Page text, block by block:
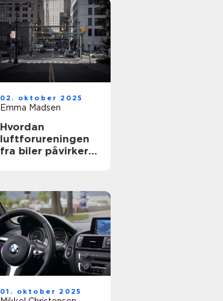
02. oktober 2025
Emma Madsen
Hvordan
luftforureningen
fra biler påvirker
01. oktober 2025